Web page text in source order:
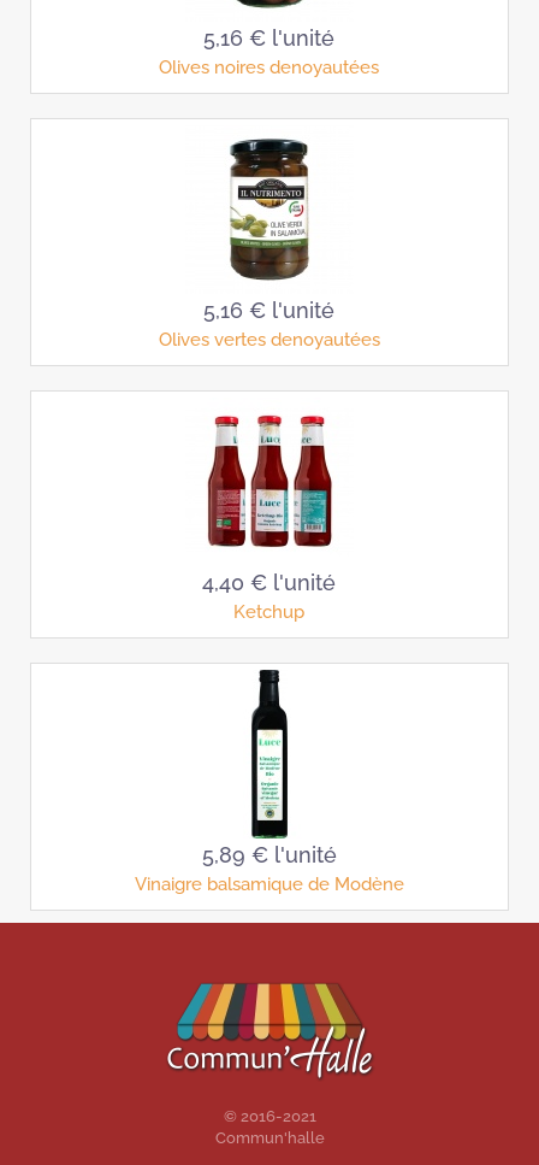
5,16 € l'unité
Olives noires denoyautées
5,16 € l'unité
Olives vertes denoyautées
4,40 € l'unité
Ketchup
5,89 € l'unité
Vinaigre balsamique de Modène
© 2016-2021
Commun'halle